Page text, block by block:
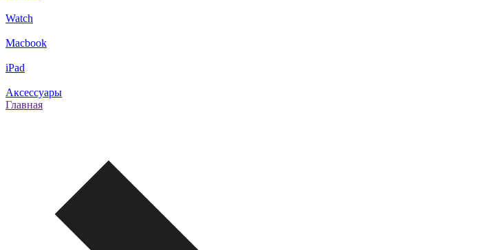
Watch
Macbook
iPad
Аксессуары
Главная